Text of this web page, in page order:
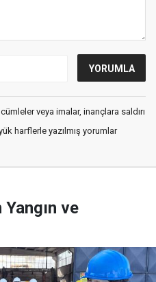
veya imalar, inançlara saldırı
harflerle yazılmış yorumlar
ve